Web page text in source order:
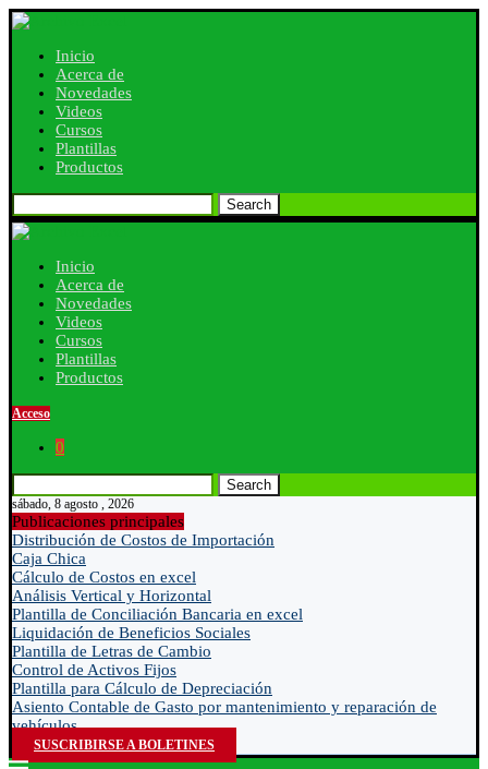
Inicio
Acerca de
Novedades
Videos
Cursos
Plantillas
Productos
Search
Inicio
Acerca de
Novedades
Videos
Cursos
Plantillas
Productos
Acceso
0
Search
sábado, 8 agosto , 2026
Publicaciones principales
Distribución de Costos de Importación
Caja Chica
Cálculo de Costos en excel
Análisis Vertical y Horizontal
Plantilla de Conciliación Bancaria en excel
Liquidación de Beneficios Sociales
Plantilla de Letras de Cambio
Control de Activos Fijos
Plantilla para Cálculo de Depreciación
Asiento Contable de Gasto por mantenimiento y reparación de
vehículos
SUSCRIBIRSE A BOLETINES